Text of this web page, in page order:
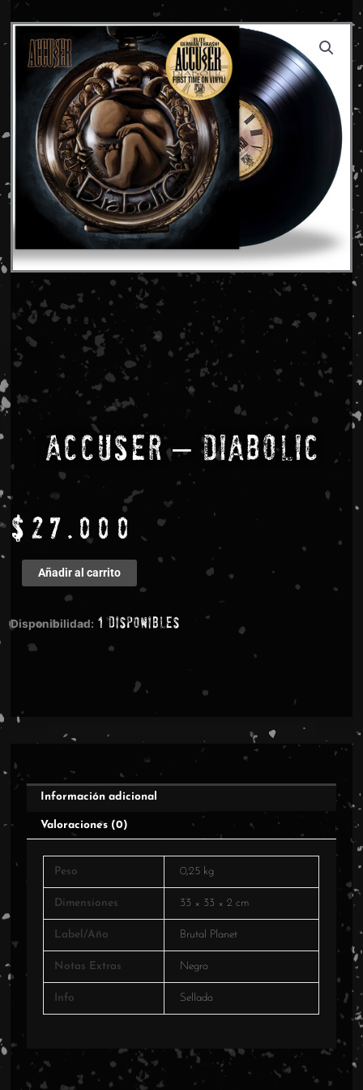
Accuser – Diabolic
$ 27.000
Accuser
cantidad
Añadir al carrito
Disponibilidad: 1 disponibles
Información adicional
Valoraciones (0)
Peso 0,25 kg
Dimensiones 33 × 33 × 2 cm
Label/Año Brutal Planet
Notas Extras Negro
Info Sellado